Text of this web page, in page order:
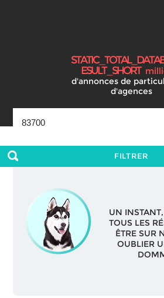
STAT
I
C_TOTA
L_DATA
ESUL
T_SHOR
T
d'annonces de
d'agences
FILTRER
UN
TOUS LES
ÊTRE SUR
OUBLIER